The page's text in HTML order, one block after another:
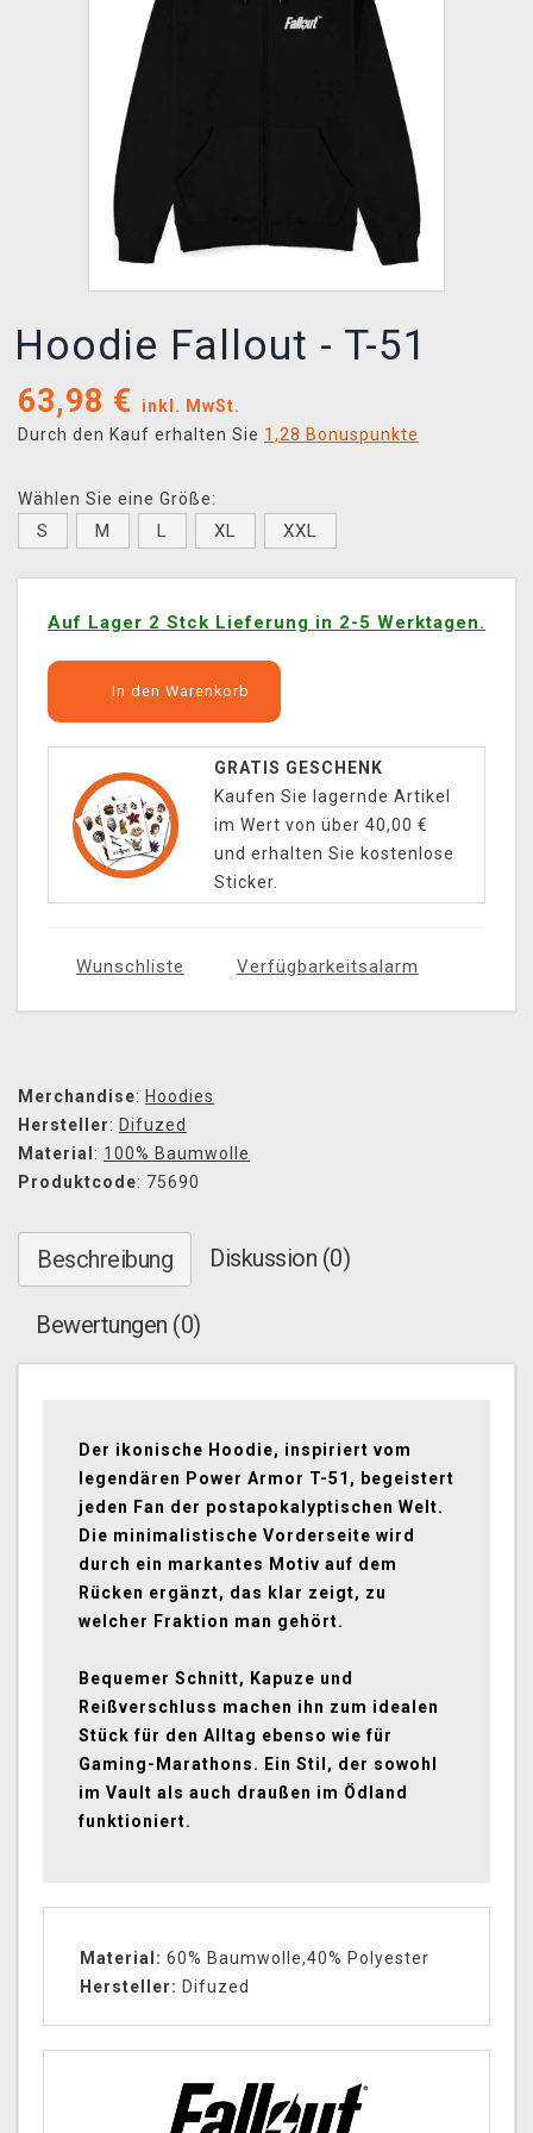
XZONE CLUB
Hoodie Fallout - T-51
63,98 €
inkl. MwSt.
Durch den Kauf erhalten Sie 1,28 Bonuspunkte
Wählen Sie eine Größe:
S M L XL XXL
Auf Lager 2 Stck Lieferung in 2-5 Werktagen.
In den Warenkorb
GRATIS GESCHENK
Kaufen Sie lagernde Artikel
im Wert von über 40,00 €
und erhalten Sie kostenlose
Sticker.
Wunschliste Verfügbarkeitsalarm
Merchandise: Hoodies
Hersteller: Difuzed
Material : 100% Baumwolle
Produktcode: 75690
Beschreibung Diskussion (0)
Bewertungen (0)
Der ikonische Hoodie, inspiriert vom
legendären Power Armor T-51, begeistert
jeden Fan der postapokalyptischen Welt.
Die minimalistische Vorderseite wird
durch ein markantes Motiv auf dem
Rücken ergänzt, das klar zeigt, zu
welcher Fraktion man gehört.
Bequemer Schnitt, Kapuze und
Reißverschluss machen ihn zum idealen
Stück für den Alltag ebenso wie für
Gaming-Marathons. Ein Stil, der sowohl
im Vault als auch draußen im Ödland
funktioniert.
Material: 60% Baumwolle,40% Polyester
Hersteller: Difuzed